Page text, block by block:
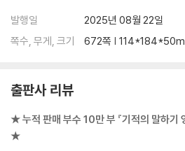
020. 동료
021. 일
024. 꿈
★★ 대화 주제별 영어회화 패턴 ★★
025. 날씨
발행일
2025년 08월 22일
쪽수, 무게, 크기
672쪽 |
출판사 리뷰
★ 누적 판매 부수 10만 부 『기적의 말하기
★